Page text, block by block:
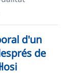
d'un
de